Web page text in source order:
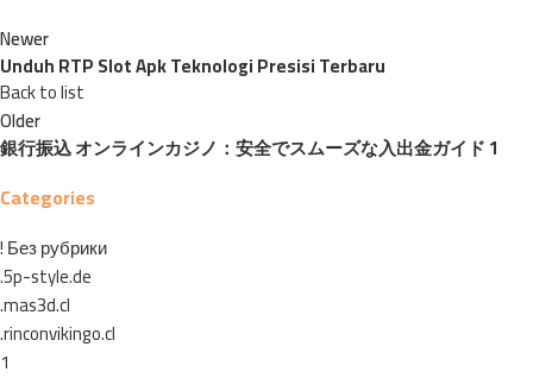
Newer
Unduh RTP Slot Apk Teknologi Presisi Terbaru
Back to list
Older
銀行振込 オンラインカジノ：安全でスムーズな入出金ガイド 1
Categories
! Без рубрики
.5p-style.de
.mas3d.cl
.rinconvikingo.cl
1